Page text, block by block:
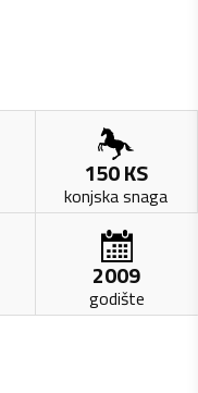
150KS
konjska snaga
2009
godište